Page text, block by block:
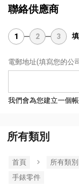
聯絡供應商
1 2 3
電郵地址(填寫您的公
我們會為您建立一個
所有類別
首頁 所有類別
手錶零件